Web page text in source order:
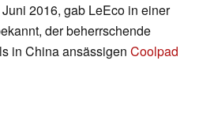
2016, gab LeEco in einer
der beherrschende
in China ansässigen Coolpad